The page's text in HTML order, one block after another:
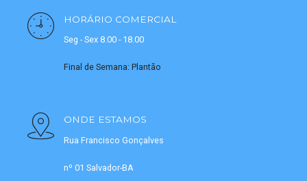
HORÁRIO COMERCIAL
Seg - Sex 8.00 - 18.00
Final de Semana: Plantão
ONDE ESTAMOS
Rua Francisco Gonçalves
nº 01 Salvador-BA